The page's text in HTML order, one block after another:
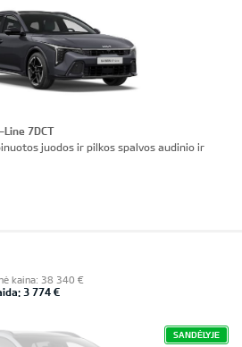
Line 7DCT
juodos ir pilkos spalvos audinio ir
kaina: 38 340 €
3 774 €
SANDĖLYJE